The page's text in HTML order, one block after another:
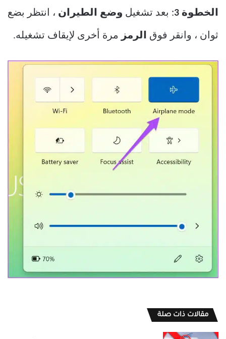
الخطوة 3 : بعد تشغيل وضع الطيران ، انتظر بضع
ثوان ، وانقر فوق الرمز مرة أخرى لإيقاف تشغيله.
مقالات ذات صلة